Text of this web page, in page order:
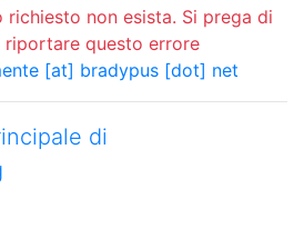
non esista. Si prega di
questo errore
[at] bradypus [dot] net
di